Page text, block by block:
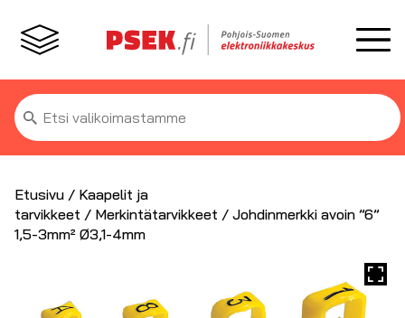
Etsi:
Etusivu / Kaapelit ja
tarvikkeet / Merkintätarvikkeet / Johdinmerkki avoin ”6”
1,5-3mm² Ø3,1-4mm